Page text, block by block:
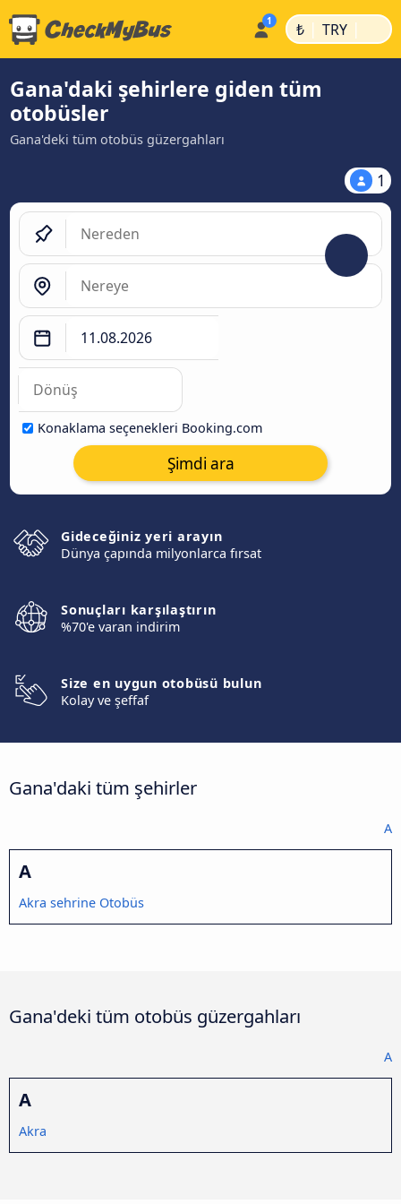
₺ | TRY |
Gana'daki şehirlere giden tüm
otobüsler
Gana'deki tüm otobüs güzergahları
1
Konaklama seçenekleri Booking.com
Şimdi ara
Gideceğiniz yeri arayın
Dünya çapında milyonlarca fırsat
Sonuçları karşılaştırın
%70'e varan indirim
Size en uygun otobüsü bulun
Kolay ve şeffaf
Gana'daki tüm şehirler
A
A
Akra sehrine Otobüs
Gana'deki tüm otobüs güzergahları
A
A
Akra